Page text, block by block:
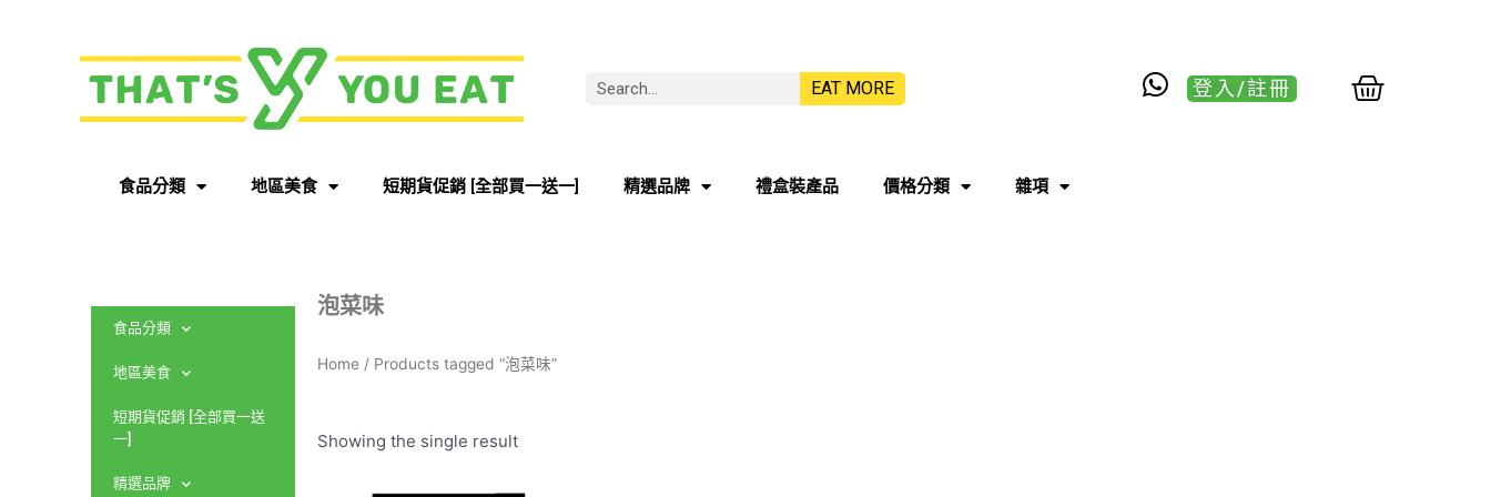
EAT MORE 登入/註冊
食品分類 地區美食 短期貨促銷 [全部買一送一] 精選品牌 禮盒裝產品 價格分類 雜項
食品分類
地區美食
短期貨促銷 [全部買一送
一]
精選品牌
泡菜味
Home / Products tagged “泡菜味”
Showing the single result